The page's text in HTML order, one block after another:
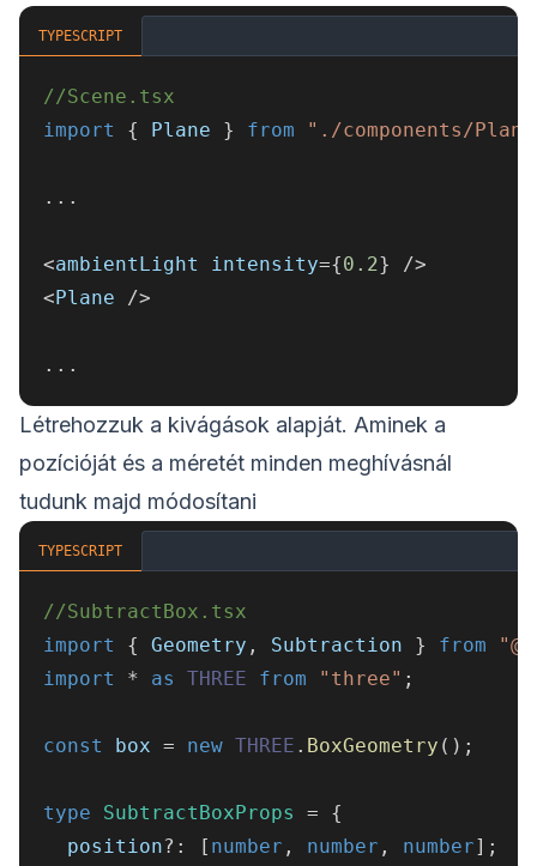
TYPESCRIPT
//Scene.tsx
import
{ Plane } from "./components/
...
<ambientLight intensity={0.2} />
<Plane />
...
Létrehozzuk a kivágások alapját. Aminek a
pozícióját és a méretét minden meghívásnál
tudunk majd módosítani
TYPESCRIPT
//SubtractBox.tsx
import
{ Geometry , Subtraction } from
import
* as THREE from "three" ;
const box = new THREE . BoxGeometry ( ) ;
type SubtractBoxProps =
{
  position
? : [ number , number , number] ;